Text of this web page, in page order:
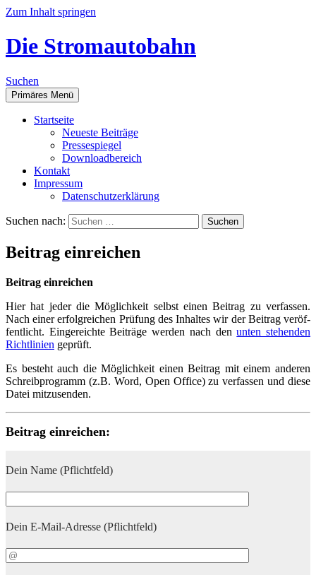
Zum Inhalt springen
Die Stromautobahn
Suchen
Primäres Menü
Start­sei­te
Neu­es­te Beiträge
Pres­se­spie­gel
Down­load­be­reich
Kon­takt
Impres­sum
Daten­schutz­er­klä­rung
Suchen nach:
Bei­trag einreichen
Bei­trag einreichen
Hier hat jeder die Mög­lich­keit selbst einen Bei­trag zu ver­fas­sen.
Nach einer erfolg­rei­chen Prü­fung des Inhal­tes wir der Bei­trag ver­öf­
fent­licht. Ein­ge­reich­te Bei­trä­ge wer­den nach denunten ste­hen­den
Richt­li­ni­en geprüft.
Es besteht auch die Mög­lich­keit einen Bei­trag mit einem ande­ren
Schreib­pro­gramm (z.B. Word, Open Office) zu ver­fas­sen und die­se
Datei mitzusenden.
Bei­trag einreichen:
Dein Name (Pflicht­feld)
Dein E‑Mail-Adres­se (Pflicht­feld)